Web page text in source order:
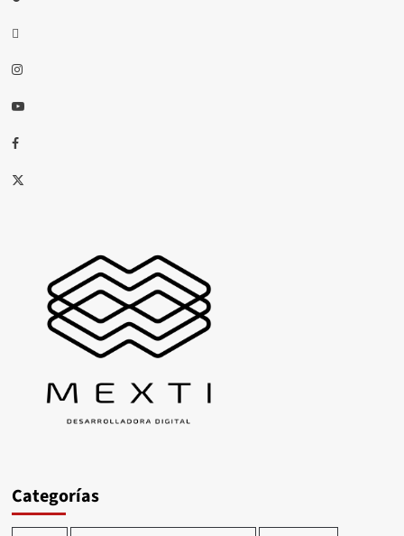
threads
Instagram
Youtube
Facebook
X
Categorías